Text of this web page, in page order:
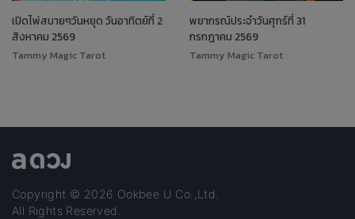
เปิดไพ่สบายๆวันหยุด วันอาทิตย์ที่ 2
สิงหาคม 2569
Tammy Magic Tarot
พยากรณ์ประจำวันศุกร์ที่ 31
กรกฎาคม 2569
Tammy Magic Tarot
Copyright © 2026 Ookbee U Co.,Ltd.
All Rights Reserved.